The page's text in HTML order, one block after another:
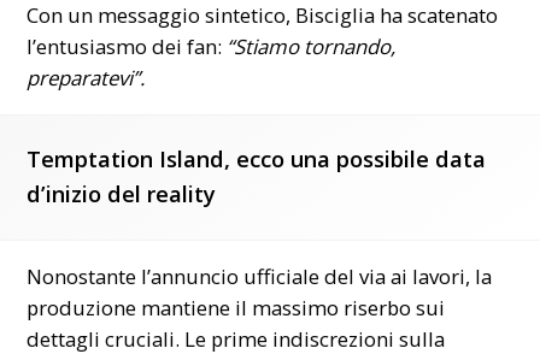
Con un messaggio sintetico, Bisciglia ha scatenato
l’entusiasmo dei fan: “Stiamo tornando,
preparatevi”.
Temptation Island, ecco una possibile data
d’inizio del reality
Nonostante l’annuncio ufficiale del via ai lavori, la
produzione mantiene il massimo riserbo sui
dettagli cruciali. Le prime indiscrezioni sulla